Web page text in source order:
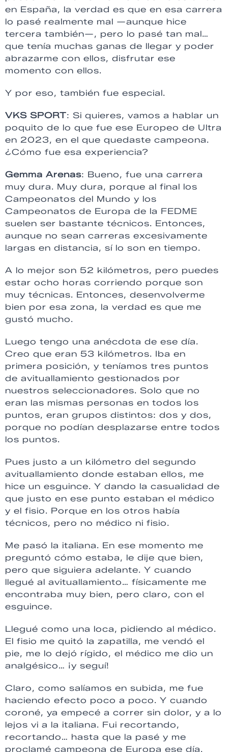
en España, la verdad es que en esa carrera
lo pasé realmente mal —aunque hice
tercera también—, pero lo pasé tan mal…
que tenía muchas ganas de llegar y poder
abrazarme con ellos, disfrutar ese
momento con ellos.
Y por eso, también fue especial.
VKS SPORT: Si quieres, vamos a hablar un
poquito de lo que fue ese Europeo de Ultra
en 2023, en el que quedaste campeona.
¿Cómo fue esa experiencia?
Gemma Arenas: Bueno, fue una carrera
muy dura. Muy dura, porque al final los
Campeonatos del Mundo y los
Campeonatos de Europa de la FEDME
suelen ser bastante técnicos. Entonces,
aunque no sean carreras excesivamente
largas en distancia, sí lo son en tiempo.
A lo mejor son 52 kilómetros, pero puedes
estar ocho horas corriendo porque son
muy técnicas. Entonces, desenvolverme
bien por esa zona, la verdad es que me
gustó mucho.
Luego tengo una anécdota de ese día.
Creo que eran 53 kilómetros. Iba en
primera posición, y teníamos tres puntos
de avituallamiento gestionados por
nuestros seleccionadores. Solo que no
eran las mismas personas en todos los
puntos, eran grupos distintos: dos y dos,
porque no podían desplazarse entre todos
los puntos.
Pues justo a un kilómetro del segundo
avituallamiento donde estaban ellos, me
hice un esguince. Y dando la casualidad de
que justo en ese punto estaban el médico
y el fisio. Porque en los otros había
técnicos, pero no médico ni fisio.
Me pasó la italiana. En ese momento me
preguntó cómo estaba, le dije que bien,
pero que siguiera adelante. Y cuando
llegué al avituallamiento… físicamente me
encontraba muy bien, pero claro, con el
esguince.
Llegué como una loca, pidiendo al médico.
El fisio me quitó la zapatilla, me vendó el
pie, me lo dejó rígido, el médico me dio un
analgésico… ¡y seguí!
Claro, como salíamos en subida, me fue
haciendo efecto poco a poco. Y cuando
coroné, ya empecé a correr sin dolor, y a lo
lejos vi a la italiana. Fui recortando,
recortando… hasta que la pasé y me
proclamé campeona de Europa ese día.